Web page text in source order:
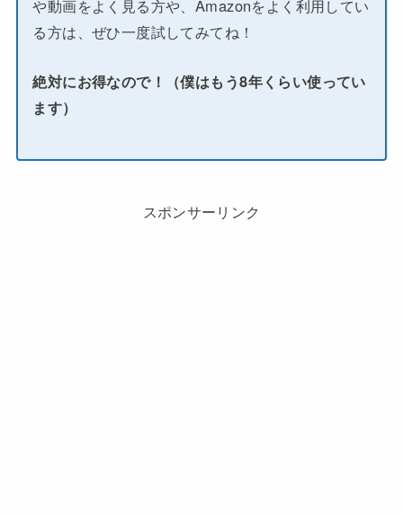
や動画をよく見る方や、Amazonをよく利用してい
る方は、ぜひ一度試してみてね！
絶対にお得なので！（僕はもう8年くらい使ってい
ます）
スポンサーリンク